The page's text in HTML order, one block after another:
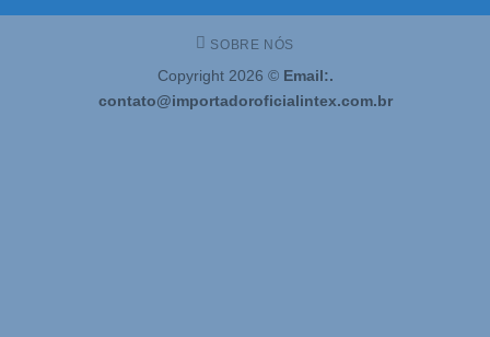
SOBRE NÓS
Copyright 2026 © Email:.
contato@importadoroficialintex.com.br